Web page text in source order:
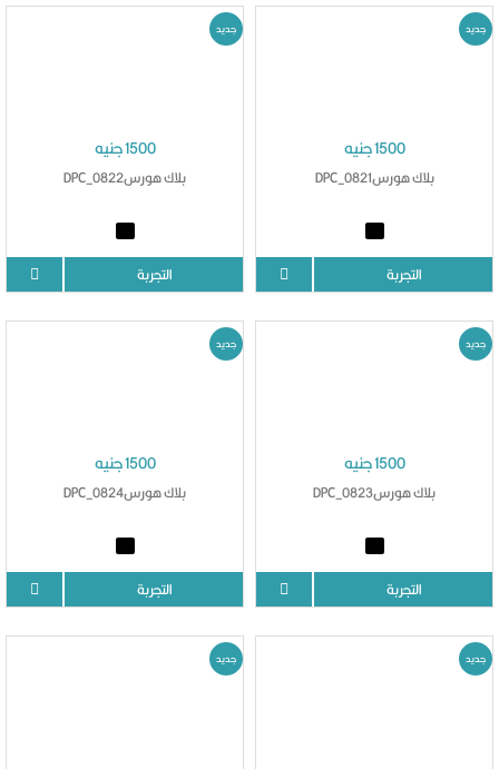
1500 جنيه
بلاك هورسDPC_0821
التجربة
جديد
1500 جنيه
بلاك هورسDPC_0822
التجربة
جديد
1500 جنيه
بلاك هورسDPC_0823
التجربة
جديد
1500 جنيه
بلاك هورسDPC_0824
التجربة
جديد
جديد جديد